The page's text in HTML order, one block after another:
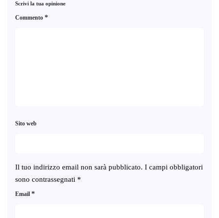
Scrivi la tua opinione
Il tuo indirizzo email non sarà pubblicato. I campi obbligatori
sono contrassegnati *
Commento *
Email *
Sito web